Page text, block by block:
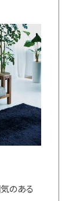
のある